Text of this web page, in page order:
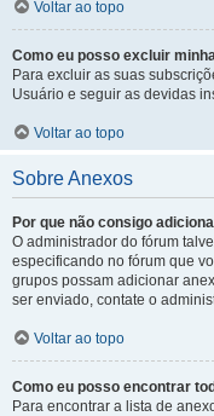
Voltar ao topo
Como eu posso excluir
Para excluir as suas
Usuário e seguir as devidas
Voltar ao topo
Sobre Anexos
Por que não consigo
O administrador do fórum
especificando no fórum que
grupos possam adicionar
ser enviado, contate o
Voltar ao topo
Como eu posso encontrar
Para encontrar a lista de